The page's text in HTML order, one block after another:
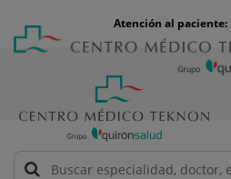
contenido
Menú
teléfono
cabecera
Atención al paciente: